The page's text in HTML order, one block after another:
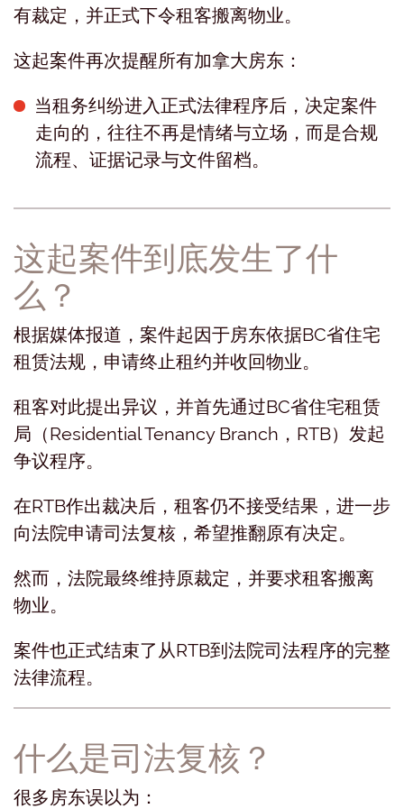
有裁定，并正式下令租客搬离物业。
这起案件再次提醒所有加拿大房东：
当租务纠纷进入正式法律程序后，决定案件
走向的，往往不再是情绪与立场，而是合规
流程、证据记录与文件留档。
这起案件到底发生了什
么？
根据媒体报道，案件起因于房东依据BC省住宅
租赁法规，申请终止租约并收回物业。
租客对此提出异议，并首先通过BC省住宅租赁
局（Residential Tenancy Branch，RTB）发起
争议程序。
在RTB作出裁决后，租客仍不接受结果，进一步
向法院申请司法复核，希望推翻原有决定。
然而，法院最终维持原裁定，并要求租客搬离
物业。
案件也正式结束了从RTB到法院司法程序的完整
法律流程。
什么是司法复核？
很多房东误以为：